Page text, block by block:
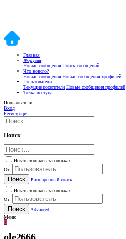
Главная
Форумы
Новые сообщения Поиск сообщений
Что нового?
Новые сообщения Новые сообщения профилей
Пользователи
Текущие посетители Новые сообщения профилей
Точка доступа
Пользователи
Вход
Регистрация
Поиск
Искать только в заголовках
От:
Поиск
Расширенный поиск…
Искать только в заголовках
От:
Поиск
Advanced…
Меню
O
ole2666